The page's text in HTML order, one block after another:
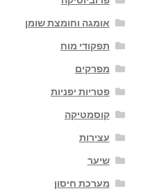
אומגה וחומצת שומן
תפקודי מוח
מפרקים
פטריות יפניות
קוסמטיקה
עצירות
שיער
מערכת חיסון